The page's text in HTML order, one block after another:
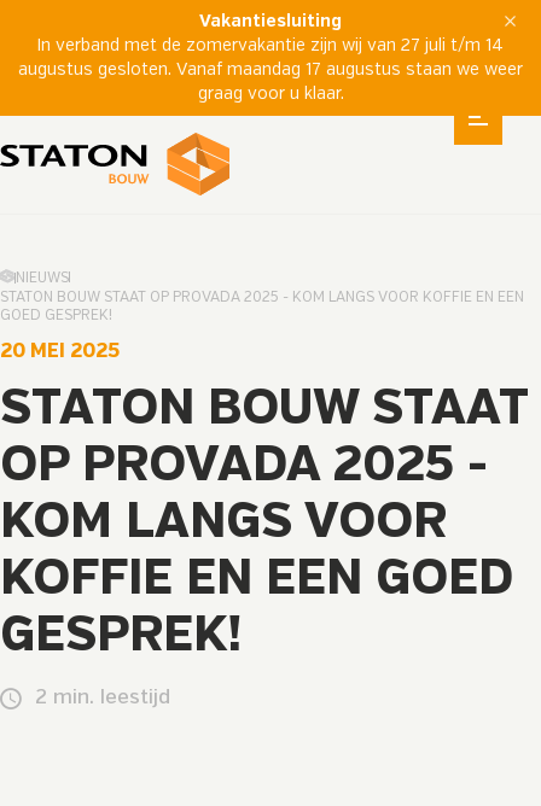
Vakantiesluiting
In verband met de zomervakantie zijn wij van 27 juli t/m 14
augustus gesloten. Vanaf maandag 17 augustus staan we weer
graag voor u klaar.
NIEUWS
STATON BOUW STAAT OP PROVADA 2025 - KOM LANGS VOOR KOFFIE EN EEN
GOED GESPREK!
20 MEI 2025
STATON BOUW STAAT
OP PROVADA 2025 -
KOM LANGS VOOR
KOFFIE EN EEN GOED
GESPREK!
2 min. leestijd